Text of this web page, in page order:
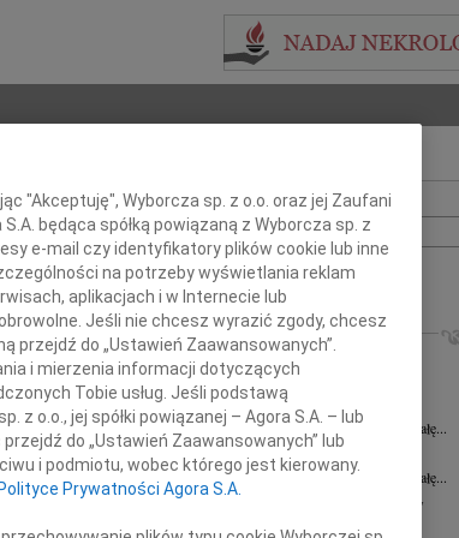
Imię i nazwisko lub numer ogłoszenia:
+ szukanie zaawansowane
INNE NEKROLOGI
Zdzisława Sawaryn 31.07.2026
Zmarła Zdzisława Sawaryn wieloletnia...
Paweł Spychała24.07.2026
Z wielkim żalem żegnamy Ś.P. Pawła Spychałę...
Paweł Spychała
22.07.2026
Z wielkim żalem żegnamy Ś.P. Pawła Spychałę...
Zdzisław Barszczewski
Wrocław
Z głębokim smutkiem i żalem przyjęliśmy...
"Akceptuję", Wyborcza sp. z o.o. oraz jej Zaufani
będąca spółką powiązaną z Wyborcza sp. z
e-mail czy identyfikatory plików cookie lub inne
na potrzeby wyświetlania reklam
aplikacjach i w Internecie lub
Jeśli nie chcesz wyrazić zgody, chcesz
przejdź do „Ustawień Zaawansowanych”.
i mierzenia informacji dotyczących
Tobie usług. Jeśli podstawą
o.o., jej spółki powiązanej – Agora S.A. – lub
do „Ustawień Zaawansowanych” lub
i podmiotu, wobec którego jest kierowany.
Prywatności Agora S.A.